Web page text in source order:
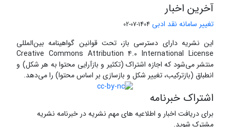
آخرین اخبار
تغییر سامانه نقد ادبی 1404-07-02
این نشریه دارای دسترسی باز، تحت قوانین گواهینامه بین‌المللی
Creative Commons Attribution 4.0 International License
منتشر می‌شود که اجازه اشتراک (تکثیر و بازآرایی محتوا به هر شکل) و
انطباق (بازترکیب، تغییر شکل و بازسازی بر اساس محتوا) را می‌دهد.
اشتراک خبرنامه
برای دریافت اخبار و اطلاعیه های مهم نشریه در خبرنامه نشریه
مشترک شوید.